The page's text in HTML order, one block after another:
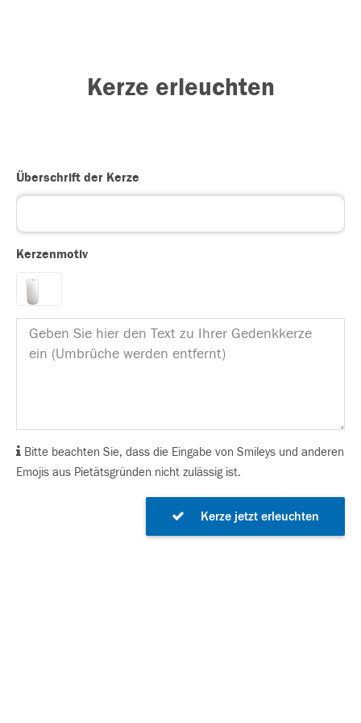
Kerze erleuchten
Überschrift der Kerze
Kerzenmotiv
Bitte beachten Sie, dass die Eingabe von Smileys und anderen
Emojis aus Pietätsgründen nicht zulässig ist.
Kerze jetzt erleuchten